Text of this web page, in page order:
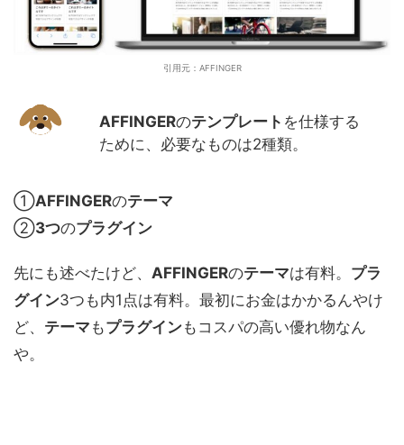
引用元：AFFINGER
AFFINGERのテンプレート を仕様する
ために、必要なものは2種類。
①AFFINGERのテーマ
②3つのプラグイン
先にも述べたけど、 AFFINGERのテーマは有料。 プラ
グイン3つも内1点は有料。最初にお金はかかるんやけ
ど、 テーマ もプラグインもコスパの高い優れ物なん
や。